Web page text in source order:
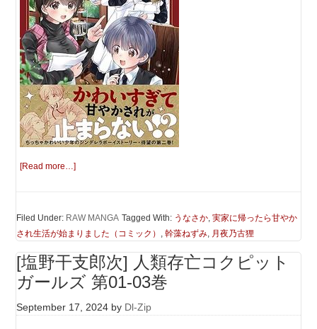
[Read more…]
Filed Under: RAW MANGA Tagged With: うなさか,実家に帰ったら甘やか
され生活が始まりました（コミック） ,幹藻ねずみ, 月夜乃古狸
[塩野干支郎次] 人類存亡コクピット
ガールズ 第01-03巻
September 17, 2024 by Dl-Zip